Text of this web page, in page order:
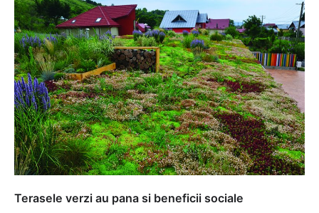
Terasele verzi au pana si beneficii sociale